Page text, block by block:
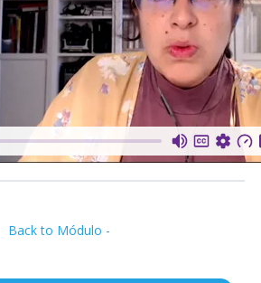
Back to Módulo -